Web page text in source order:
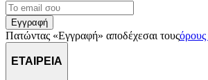
Εγγραφή
Πατώντας «Εγγραφή» αποδέχεσαι τους
ΕΤΑΙΡΕΙΑ